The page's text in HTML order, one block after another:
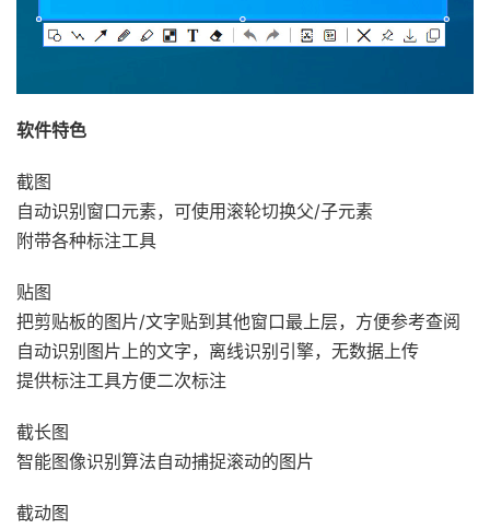
软件特色
截图
自动识别窗口元素，可使用滚轮切换父/子元素
附带各种标注工具
贴图
把剪贴板的图片/文字贴到其他窗口最上层，方便参考查阅
自动识别图片上的文字，离线识别引擎，无数据上传
提供标注工具方便二次标注
截长图
智能图像识别算法自动捕捉滚动的图片
截动图